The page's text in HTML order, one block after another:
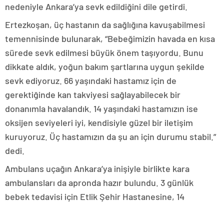
nedeniyle Ankara’ya sevk edildiğini dile getirdi.
Ertezkoşan, üç hastanın da sağlığına kavuşabilmesi
temennisinde bulunarak, “Bebeğimizin havada en kısa
sürede sevk edilmesi büyük önem taşıyordu. Bunu
dikkate aldık, yoğun bakım şartlarına uygun şekilde
sevk ediyoruz. 66 yaşındaki hastamız için de
gerektiğinde kan takviyesi sağlayabilecek bir
donanımla havalandık. 14 yaşındaki hastamızın ise
oksijen seviyeleri iyi, kendisiyle güzel bir iletişim
kuruyoruz. Üç hastamızın da şu an için durumu stabil.”
dedi.
Ambulans uçağın Ankara’ya inişiyle birlikte kara
ambulansları da apronda hazır bulundu. 3 günlük
bebek tedavisi için Etlik Şehir Hastanesine, 14